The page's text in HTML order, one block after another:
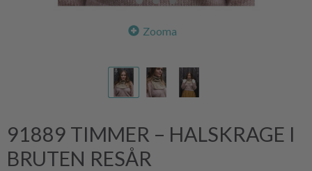
Zooma
91889 TIMMER – HALSKRAGE I
BRUTEN RESÅR